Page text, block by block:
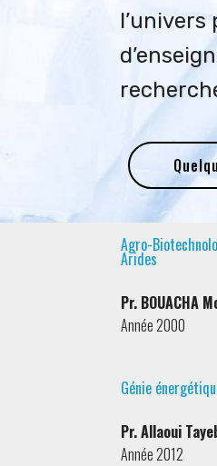
Agro-
Arides
Pr. BOUACHA
Année 2000
Génie
Pr. Allaoui
Année 2012